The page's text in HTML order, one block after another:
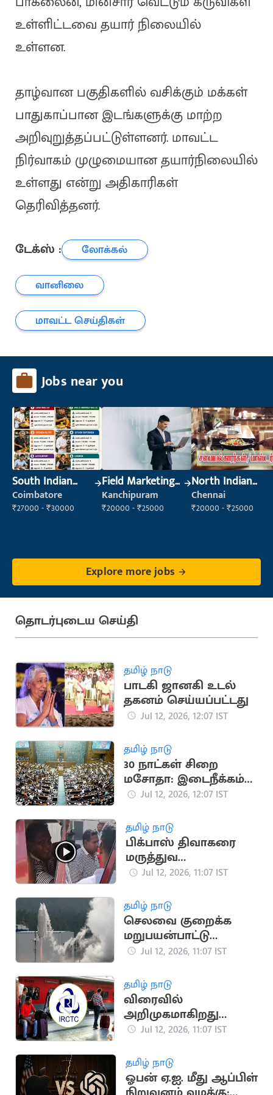
உள்ளிட்டவை தயார் நிலையில்
உள்ளன.
தாழ்வான பகுதிகளில் வசிக்கும் மக்கள்
பாதுகாப்பான இடங்களுக்கு மாற்ற
அறிவுறுத்தப்பட்டுள்ளனர். மாவட்ட
நிர்வாகம் முழுமையான தயார்நிலையில்
உள்ளது என்று அதிகாரிகள்
தெரிவித்தனர்.
டேக்ஸ் :
லோக்கல்
வானிலை
மாவட்ட செய்திகள்
Jobs near you
South Indian
Cook
Coimbatore
₹27000 - ₹30000
Field Marketing
Executive
Kanchipuram
₹20000 - ₹25000
North Indian
Cook
Chennai
₹20000 - ₹25000
Explore more jobs
தொடர்புடைய செய்தி
தமிழ் நாடு
பாடகி ஜானகி உடல்
தகனம் செய்யப்பட்டது
Jul 12, 2026, 12:07 IST
தமிழ் நாடு
30 நாட்கள் சிறை
மசோதா: இடைநீக்கம்
செய்ய நாடாளுமன்ற
Jul 12, 2026, 12:07 IST
தமிழ் நாடு
பிக்பாஸ் திவாகரை
மருத்துவ
பரிசோதனைக்கு
போலீசார்
Jul 12, 2026, 11:07 IST
தமிழ் நாடு
செலவை குறைக்க
மறுபயன்பாட்டு
ராக்கெட்டை
சோதித்தது ஜப்பான்
Jul 12, 2026, 11:07 IST
தமிழ் நாடு
விரைவில்
அறிமுகமாகிறது
மேம்படுத்தப்பட்ட புதிய
இணையதளம்
Jul 12, 2026, 11:07 IST
தமிழ் நாடு
ஓபன் ஏ.ஐ. மீது ஆப்பிள்